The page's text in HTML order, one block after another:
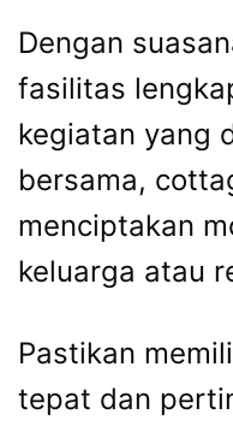
Dengan
fasilitas
kegiatan yang
bersama,
menciptakan
keluarga atau
Pastikan
tepat dan